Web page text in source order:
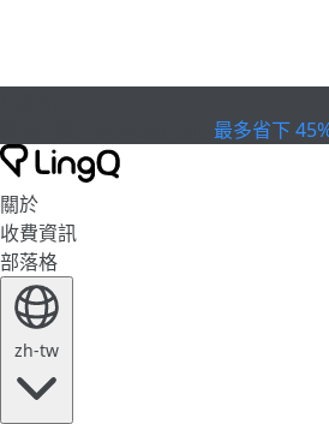
最多省下
關於
收費資訊
部落格
zh-tw